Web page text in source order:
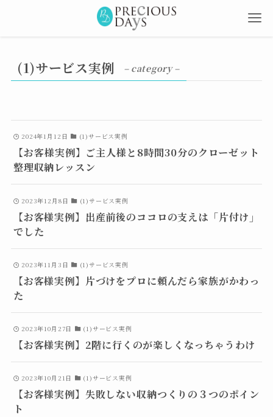
(1)サービス実例 – category –
2024年1月12日 (1)サービス実例
【お客様実例】ご主人様と8時間30分のクローゼット
整理収納レッスン
2023年12月8日 (1)サービス実例
【お客様実例】出産前後のココロの支えは「片付け」
でした
2023年11月3日 (1)サービス実例
【お客様実例】片づけをプロに頼んだら家族がかわっ
た
2023年10月27日 (1)サービス実例
【お客様実例】2階に行くのが楽しくなっちゃうわけ
2023年10月21日 (1)サービス実例
【お客様実例】失敗しない収納つくりの３つのポイン
ト